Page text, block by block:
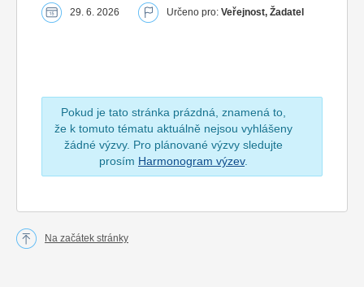
29. 6. 2026 Určeno pro: Veřejnost, Žadatel
Pokud je tato stránka prázdná, znamená to,
že k tomuto tématu aktuálně nejsou vyhlášeny
žádné výzvy. Pro plánované výzvy sledujte
prosím Harmonogram výzev.
Na začátek stránky